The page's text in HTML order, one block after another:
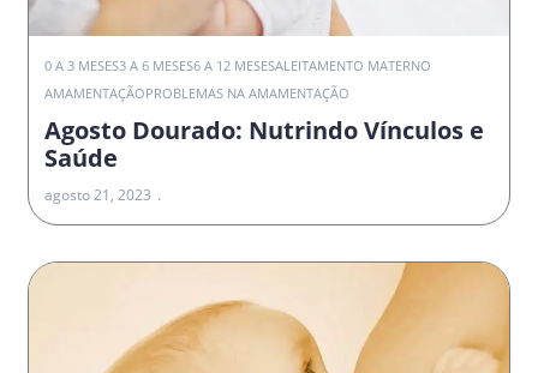
0 A 3 MESES3 A 6 MESES6 A 12 MESESALEITAMENTO MATERNO
AMAMENTAÇÃOPROBLEMAS NA AMAMENTAÇÃO
Agosto Dourado: Nutrindo Vínculos e
Saúde
agosto 21, 2023